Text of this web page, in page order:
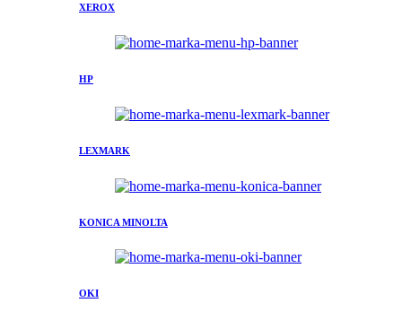
XEROX
HP
LEXMARK
KONICA MINOLTA
OKI